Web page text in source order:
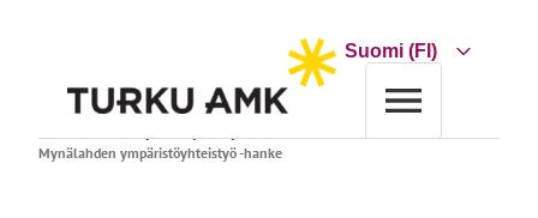
Choose
Mynälahden ympäristöyhteistyö -hanke